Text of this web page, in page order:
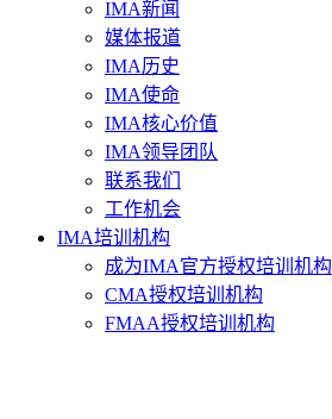
IMA新闻
媒体报道
IMA历史
IMA使命
IMA核心价值
IMA领导团队
联系我们
工作机会
IMA培训机构
成为IMA官方授权培训机构
CMA授权培训机构
FMAA授权培训机构